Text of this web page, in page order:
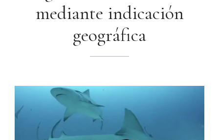
mediante indicación
geográfica